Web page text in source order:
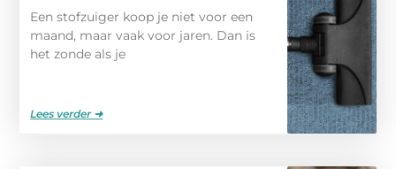
Een stofzuiger koop je niet voor een
maand, maar vaak voor jaren. Dan is
het zonde als je
Lees verder ➜